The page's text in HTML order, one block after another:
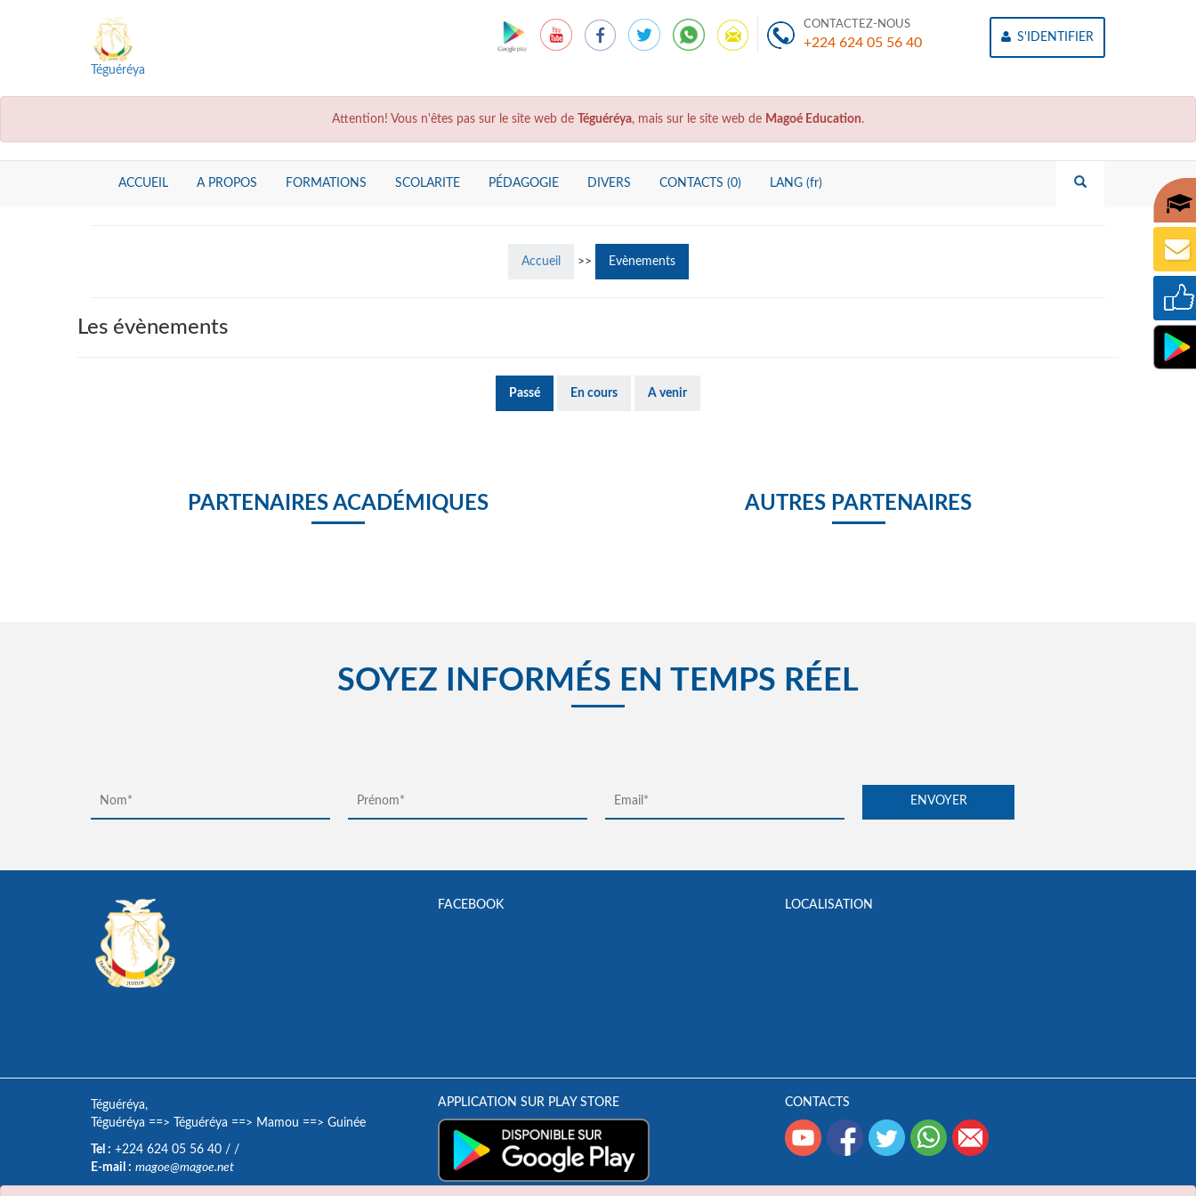
Téguéréya
CONTACTEZ-NOUS
+224 624 05 56 40 S'IDENTIFIER
Attention! Vous n'êtes pas sur le site web de Téguéréya, mais sur le site web de Magoé Education.
ACCUEIL A PROPOS FORMATIONS SCOLARITE PÉDAGOGIE DIVERS CONTACTS (0) LANG (fr)
Accueil >> Evènements
Les évènements
Passé En cours A venir
PARTENAIRES ACADÉMIQUES AUTRES PARTENAIRES
SOYEZ INFORMÉS EN TEMPS RÉEL
FACEBOOK LOCALISATION
Téguéréya,
Téguéréya ==> Téguéréya ==> Mamou ==> Guinée
Tel : +224 624 05 56 40 / /
E-mail : magoe@magoe.net
APPLICATION SUR PLAY STORE CONTACTS